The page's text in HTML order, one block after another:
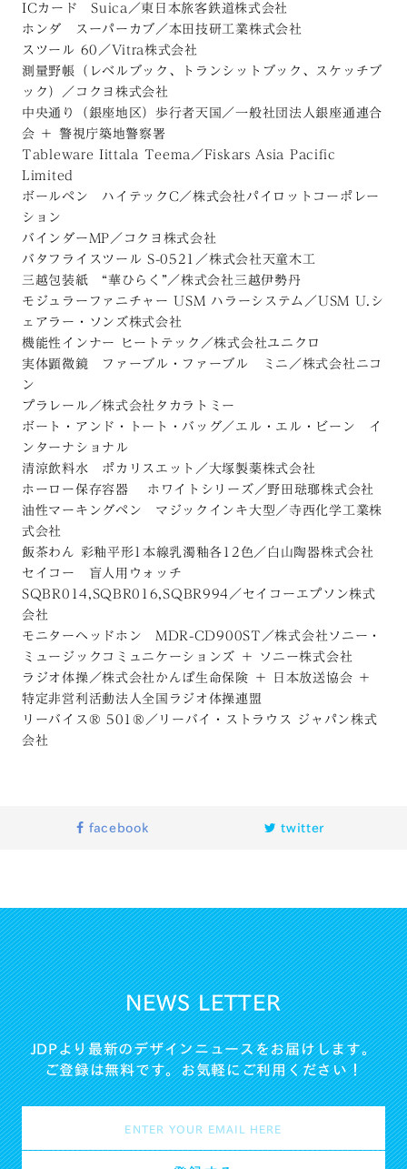
ICカード Suica／東日本旅客鉄道株式会社
ホンダ スーパーカブ／本田技研工業株式会社
スツール 60／Vitra株式会社
測量野帳（レベルブック、トランシットブック、スケッチブ
ック）／コクヨ株式会社
中央通り（銀座地区）歩行者天国／一般社団法人銀座通連合
会 ＋ 警視庁築地警察署
Tableware Iittala Teema／Fiskars Asia Pacific
Limited
ボールペン ハイテックC／株式会社パイロットコーポレー
ション
バインダーMP／コクヨ株式会社
バタフライスツール S-0521／株式会社天童木工
三越包装紙 “華ひらく”／株式会社三越伊勢丹
モジュラーファニチャー USM ハラーシステム／USM U.シ
ェアラー・ソンズ株式会社
機能性インナー ヒートテック／株式会社ユニクロ
実体顕微鏡 ファーブル・ファーブル ミニ／株式会社ニコ
ン
プラレール／株式会社タカラトミー
ボート・アンド・トート・バッグ／エル・エル・ビーン イ
ンターナショナル
清涼飲料水 ポカリスエット／大塚製薬株式会社
ホーロー保存容器 ホワイトシリーズ／野田琺瑯株式会社
油性マーキングペン マジックインキ大型／寺西化学工業株
式会社
飯茶わん 彩釉平形1本線乳濁釉各12色／白山陶器株式会社
セイコー 盲人用ウォッチ
SQBR014,SQBR016,SQBR994／セイコーエプソン株式
会社
モニターヘッドホン MDR-CD900ST／株式会社ソニー・
ミュージックコミュニケーションズ ＋ ソニー株式会社
ラジオ体操／株式会社かんぽ生命保険 ＋ 日本放送協会 ＋
特定非営利活動法人全国ラジオ体操連盟
リーバイス® 501®／リーバイ・ストラウス ジャパン株式
会社
facebook twitter
NEWS LETTER
JDPより最新のデザインニュースをお届けします。
ご登録は無料です。お気軽にご利用ください！